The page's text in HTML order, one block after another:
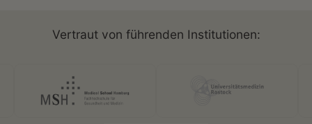
Vertraut von führenden Institutionen: